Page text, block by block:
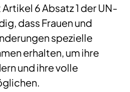
6 Absatz 1 der UN-
dass Frauen und
spezielle
erhalten, um ihre
und ihre volle